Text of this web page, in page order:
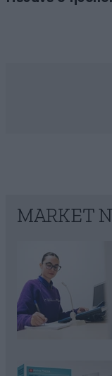
MARKET